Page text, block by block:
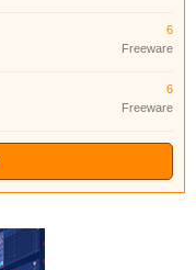
6
Freeware
6
Freeware